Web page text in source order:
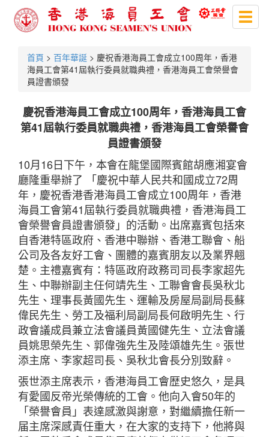
首頁 > 百年華誕 > 慶祝香港海員工會成立100周年，香港
海員工會第41屆執行委員就職典禮，香港海員工會榮譽會
員證書頒發
慶祝香港海員工會成立100周年，香港海員工會
第41屆執行委員就職典禮，香港海員工會榮譽會
員證書頒發
10月16日下午，本會在龍堡國際賓館胡應湘宴會
廳隆重舉辦了 「慶祝中華人民共和國成立72周
年，慶祝香港香港海員工會成立100周年，香港
海員工會第41屆執行委員就職典禮，香港海員工
會榮譽會員證書頒發」的活動。出席嘉賓包括來
自香港特區政府、香港中聯辦、香港工聯會、船
公司及各友好工會、團體的嘉賓朋友以及業界翹
楚。主禮嘉賓有：特區政府政務司司長李家超先
生、中聯辦副主任何靖先生、工聯會會長吳秋北
先生、理事長黃國先生、運輸及房屋局副局長蘇
偉民先生、勞工及福利局副局長何啟明先生、行
政會議成員兼立法會議員黃國健先生、立法會議
員姚思榮先生、郭偉強先生及陸頌雄先生。張世
添主席、李家超司長、吳秋北會長分別致辭。
張世添主席表示，香港海員工會歴史悠久，是具
有愛國反帝光榮傳統的工會。他向入會50年的
「榮譽會員」表達感激與謝意，對繼續擔任新一
届主席深感責任重大，在大家的支持下，他將與